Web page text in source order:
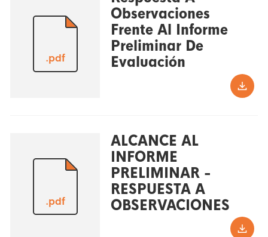
.pdf
Observaciones
Frente Al Informe
Preliminar De
Evaluación
.pdf
ALCANCE AL
INFORME
PRELIMINAR -
RESPUESTA A
OBSERVACIONES